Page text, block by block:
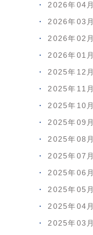
2026年04月
2026年03月
2026年02月
2026年01月
2025年12月
2025年11月
2025年10月
2025年09月
2025年08月
2025年07月
2025年06月
2025年05月
2025年04月
2025年03月